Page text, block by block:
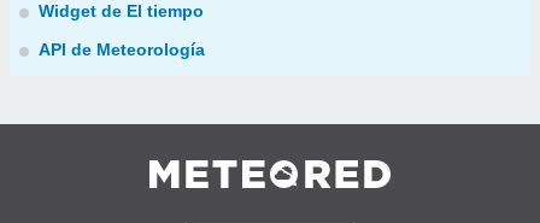
Widget de El tiempo
API de Meteorología